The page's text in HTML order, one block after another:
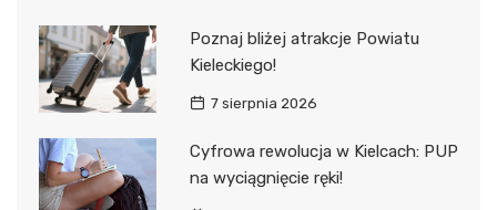
Poznaj bliżej atrakcje Powiatu
Kieleckiego!
7 sierpnia 2026
Cyfrowa rewolucja w Kielcach: PUP
na wyciągnięcie ręki!